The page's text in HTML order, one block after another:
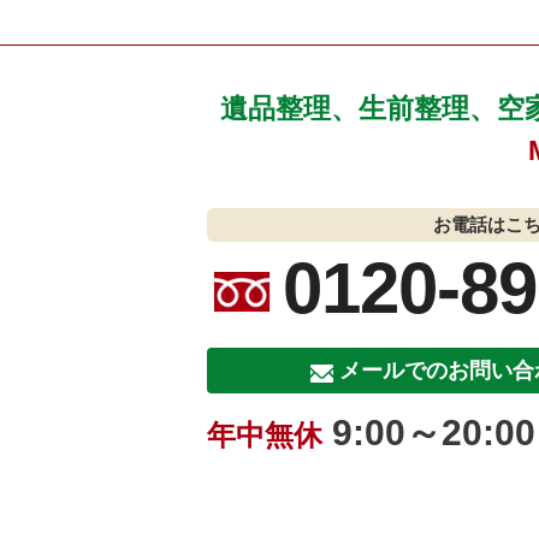
遺品整理、生前整理、
お電話はこ
0120-
メールでのお問い
年中無休9:00～20:00